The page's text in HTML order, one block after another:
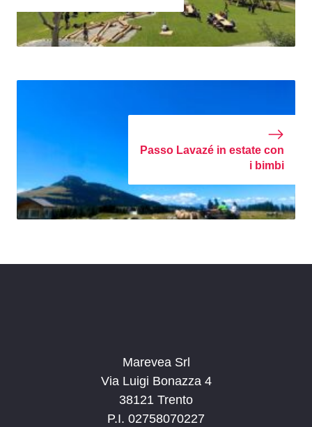
Passo Lavazé in estate con
i bimbi
Marevea Srl
Via Luigi Bonazza 4
38121 Trento
P.I. 02758070227